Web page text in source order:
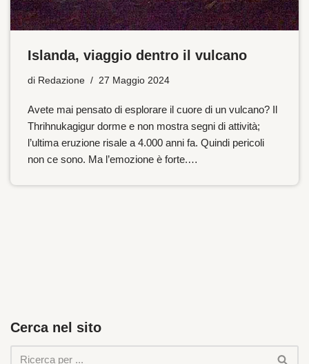
Islanda, viaggio dentro il vulcano
di Redazione 27 Maggio 2024
Avete mai pensato di esplorare il cuore di un vulcano? Il
Thrihnukagigur dorme e non mostra segni di attività;
l’ultima eruzione risale a 4.000 anni fa. Quindi pericoli
non ce sono. Ma l’emozione è forte.…
Cerca nel sito